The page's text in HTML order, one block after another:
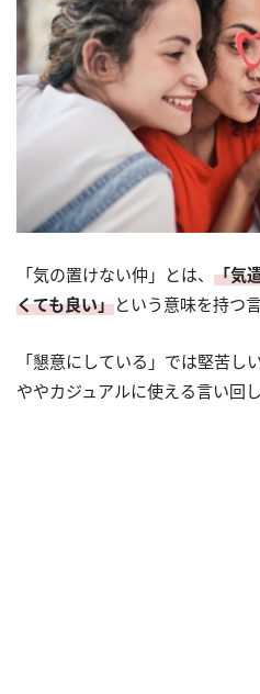
「気の置けない仲」とは、 「気
くても良い」という意味を持つ
「懇意にしている」では堅苦し
ややカジュアルに使える言い回し